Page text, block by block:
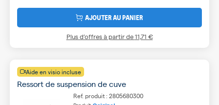
AJOUTER AU PANIER
Plus d’offres à partir de11,71 €
Aide en visio incluse
Ressort de suspension de cuve
Ref. produit : 2805680300